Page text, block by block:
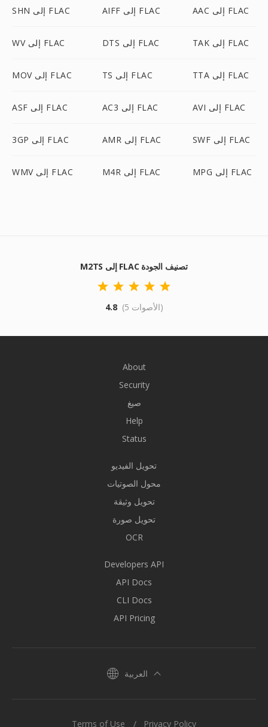
SHN إلى FLAC AIFF إلى FLAC AAC إلى FLAC
WV إلى FLAC DTS إلى FLAC TAK إلى FLAC
MOV إلى FLAC TS إلى FLAC TTA إلى FLAC
ASF إلى FLAC AC3 إلى FLAC AVI إلى FLAC
3GP إلى FLAC AMR إلى FLAC SWF إلى FLAC
WMV إلى FLAC M4R إلى FLAC MPG إلى FLAC
M2TS إلى FLAC تصنيف الجودة
4.8 (5 الأصوات)
About
Security
صيغ
Help
Status
تحويل الفيديو
محول الصوتيات
تحويل وثيقة
تحويل صورة
OCR
Developers API
API Docs
CLI Docs
API Pricing
العربية
Terms of Use Privacy Policy